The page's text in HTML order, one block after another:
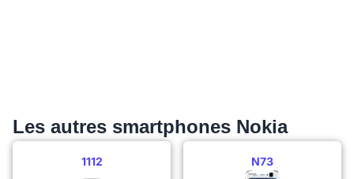
Les autres smartphones Nokia
1112 N73